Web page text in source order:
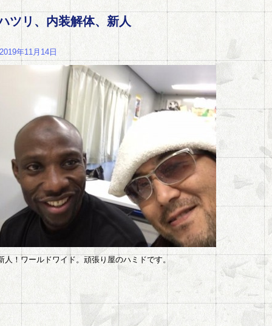
ツリ、内装解体、新人
2019年11月14日
人！ワールドワイド。頑張り屋のハミドです。